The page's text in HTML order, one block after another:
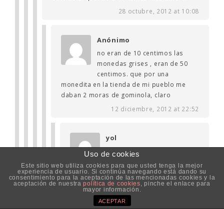
28 octubre, 2012 at 10:08
Anónimo
no eran de 10 centimos las
monedas grises , eran de 50
centimos. que por una
monedita en la tienda de mi pueblo me
daban 2 moras de gominola, claro
12 diciembre, 2012 at 22:52
yol
Si habia monedas plateadas
de 10 centimos y otras mas
grandecitas de 50 que seran
las que tu recuerdas ja, ja
Uso de cookies
Este sitio web utiliza cookies para que usted tenga la mejor
experiencia de usuario. Si continúa navegando está dando su
consentimiento para la aceptación de las mencionadas cookies y la
aceptación de nuestrapolítica de cookies, pinche el enlace para
mayor información.
ACEPTAR